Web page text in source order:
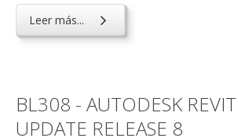
Leer más...
BL308 - AUTODESK
UPDATE RELEASE 8